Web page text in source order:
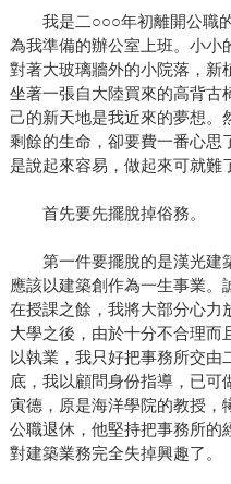
我是二○○○年初離開公職的
為我準備的辦公室上班。小小
對著大玻璃牆外的小院落，新
坐著一張自大陸買來的高背古
己的新天地是我近來的夢想。
剩餘的生命，卻要費一番心思
是說起來容易，做起來可就難
首先要先擺脫掉俗務。
第一件要擺脫的是漢光建
應該以建築創作為一生事業。
在授課之餘，我將大部分心力
大學之後，由於十分不合理而
以執業，我只好把事務所交由
底，我以顧問身份指導，已可
寅德，原是海洋學院的教授，
公職退休，他堅持把事務所的
對建築業務完全失掉興趣了。